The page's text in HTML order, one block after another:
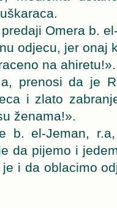
Omera b.
odjecu, jer onaj
na ahiretu!».
prenosi da je
i zlato
ženama!».
b. el-Jeman,
da pijemo i
i da oblacimo